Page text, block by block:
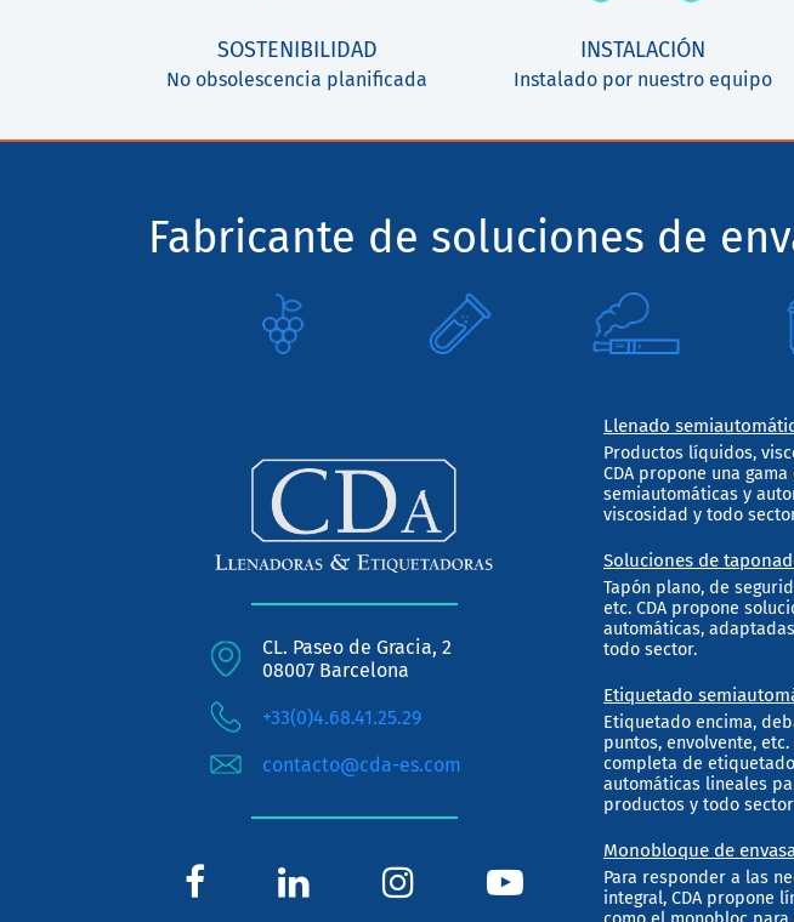
SOSTENIBILIDAD
No obsolescencia planificada
INSTALACIÓN
Instalado por nuestro equipo
Fabricante de soluciones de
CL. Paseo de Gracia, 2
08007 Barcelona
+33(0)4.68.41.25.29
contacto@cda-es.com
Llenado
Productos líquidos,
CDA propone una
semiautomáticas y
viscosidad y todo
Soluciones de
Tapón plano, de
etc. CDA propone
automáticas,
todo sector.
Etiquetado
Etiquetado encima,
puntos, envolvente,
completa de
automáticas lineales
productos y todo sector
Monobloque de
Para responder a las
integral, CDA propone